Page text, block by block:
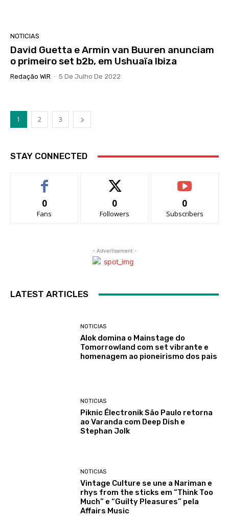
NOTICIAS
David Guetta e Armin van Buuren anunciam
o primeiro set b2b, em Ushuaïa Ibiza
Redação WiR - 5 De Julho De 2022
1 2 3
STAY CONNECTED
0
Fans
0
Followers
0
Subscribers
- Advertisement -
LATEST ARTICLES
NOTICIAS
Alok domina o Mainstage do
Tomorrowland com set vibrante e
homenagem ao pioneirismo dos pais
NOTICIAS
Piknic Électronik São Paulo retorna
ao Varanda com Deep Dish e
Stephan Jolk
NOTICIAS
Vintage Culture se une a Nariman e
rhys from the sticks em “Think Too
Much” e “Guilty Pleasures” pela
Affairs Music